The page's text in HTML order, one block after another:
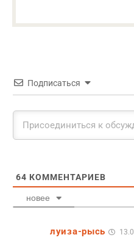
Подписаться
64 КОММЕНТАРИЕВ
новее
луиза-рысь